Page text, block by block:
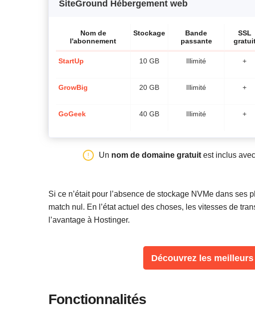
SiteGround Hébergement web
Nom de
l'abonnement
Stockage
Bande
passante
SSL
StartUp 10 GB Illimité +
GrowBig 20 GB Illimité +
GoGeek 40 GB Illimité +
Un nom de domaine gratuitest inclus
Si ce n’était pour l’absence de stockage NVMe dans
match nul. En l’état actuel des choses, les vitesses de
l’avantage à Hostinger.
Découvrez les
Fonctionnalités